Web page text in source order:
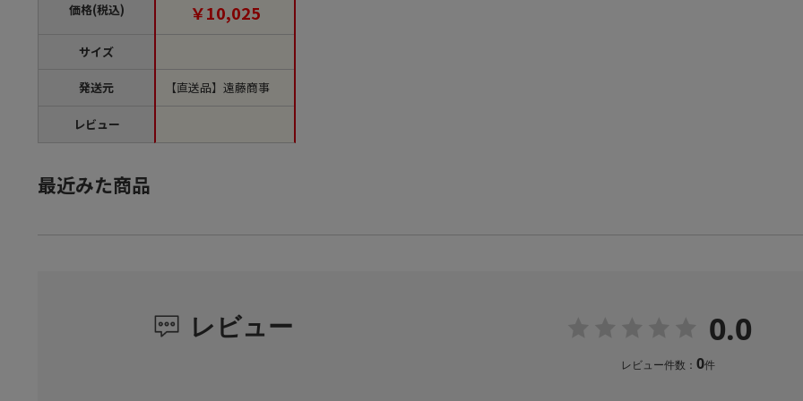
価格(税込)
サイズ
発送元
レビュー
箱）【直送品】
￥10,025
【直送品】遠藤商事
最近みた商品
レビュー 0.0
レビュー件数： 0件